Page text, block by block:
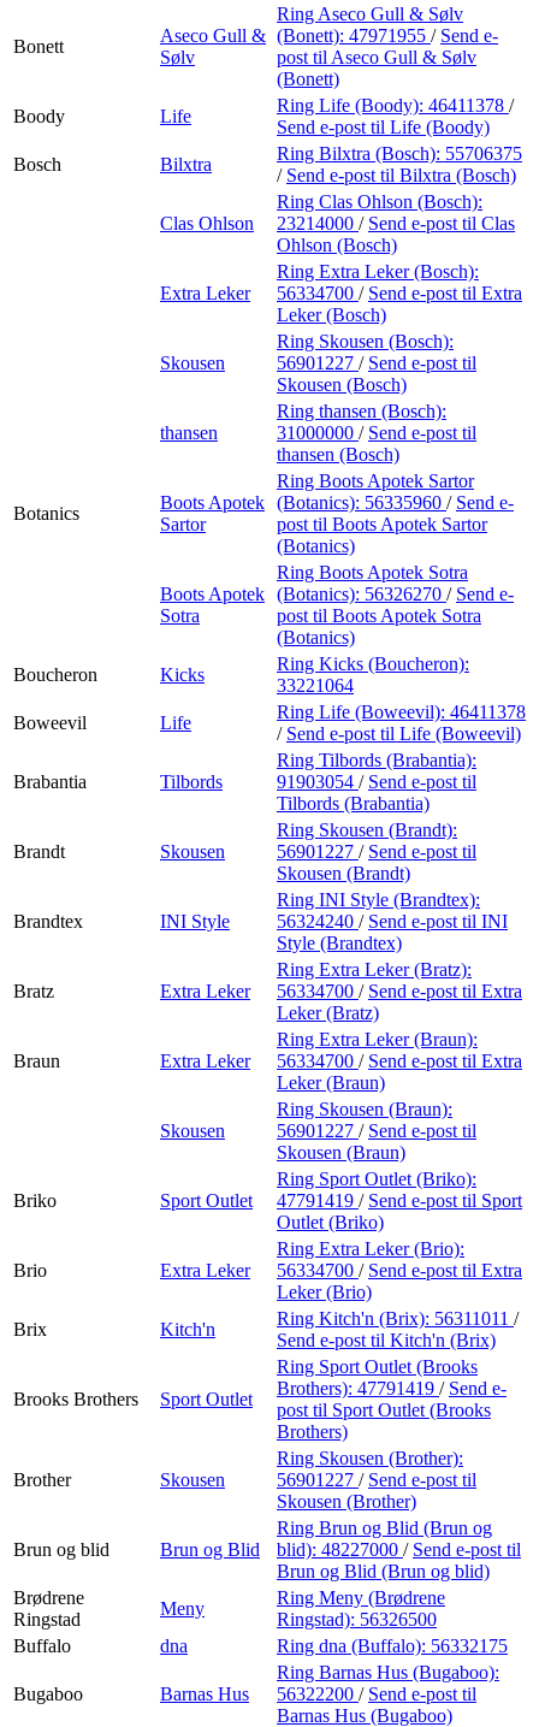
Bonett
Aseco Gull &
Sølv
Ring Aseco Gull & Sølv
(Bonett): 47971955 / Send e-
post til Aseco Gull & Sølv
(Bonett)
Boody
Life
Ring Life (Boody): 46411378 /
Send e-post til Life (Boody)
Bosch
Bilxtra
Ring Bilxtra (Bosch): 55706375
/ Send e-post til Bilxtra (Bosch)
Clas Ohlson
Ring Clas Ohlson (Bosch):
23214000 / Send e-post til Clas
Ohlson (Bosch)
Extra Leker
Ring Extra Leker (Bosch):
56334700 / Send e-post til Extra
Leker (Bosch)
Skousen
Ring Skousen (Bosch):
56901227 / Send e-post til
Skousen (Bosch)
thansen
Ring thansen (Bosch):
31000000 / Send e-post til
thansen (Bosch)
Botanics
Boots Apotek
Sartor
Ring Boots Apotek Sartor
(Botanics): 56335960 / Send e-
post til Boots Apotek Sartor
(Botanics)
Boots Apotek
Sotra
Ring Boots Apotek Sotra
(Botanics): 56326270 / Send e-
post til Boots Apotek Sotra
(Botanics)
Boucheron
Kicks
Ring Kicks (Boucheron):
33221064
Boweevil
Life
Ring Life (Boweevil): 46411378
/ Send e-post til Life (Boweevil)
Brabantia Tilbords
Ring Tilbords (Brabantia):
91903054 / Send e-post til
Tilbords (Brabantia)
Brandt Skousen
Ring Skousen (Brandt):
56901227 / Send e-post til
Skousen (Brandt)
Brandtex INI Style
Ring INI Style (Brandtex):
56324240 / Send e-post til INI
Style (Brandtex)
Bratz Extra Leker
Ring Extra Leker (Bratz):
56334700 / Send e-post til Extra
Leker (Bratz)
Braun Extra Leker
Ring Extra Leker (Braun):
56334700 / Send e-post til Extra
Leker (Braun)
Skousen
Ring Skousen (Braun):
56901227 / Send e-post til
Skousen (Braun)
Briko Sport Outlet
Ring Sport Outlet (Briko):
47791419 / Send e-post til Sport
Outlet (Briko)
Brio Extra Leker
Ring Extra Leker (Brio):
56334700 / Send e-post til Extra
Leker (Brio)
Brix
Kitch'n
Ring Kitch'n (Brix): 56311011 /
Send e-post til Kitch'n (Brix)
Brooks Brothers Sport Outlet
Ring Sport Outlet (Brooks
Brothers): 47791419 / Send e-
post til Sport Outlet (Brooks
Brothers)
Brother Skousen
Ring Skousen (Brother):
56901227 / Send e-post til
Skousen (Brother)
Brun og blid Brun og Blid
Ring Brun og Blid (Brun og
blid): 48227000 / Send e-post til
Brun og Blid (Brun og blid)
Brødrene
Ringstad
Meny
Ring Meny (Brødrene
Ringstad): 56326500
Buffalo
dna Ring dna (Buffalo): 56332175
Bugaboo Barnas Hus
Ring Barnas Hus (Bugaboo):
56322200 / Send e-post til
Barnas Hus (Bugaboo)